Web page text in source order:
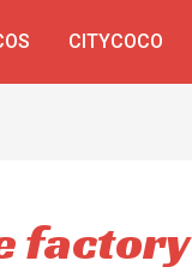
CITYCOCO
factory